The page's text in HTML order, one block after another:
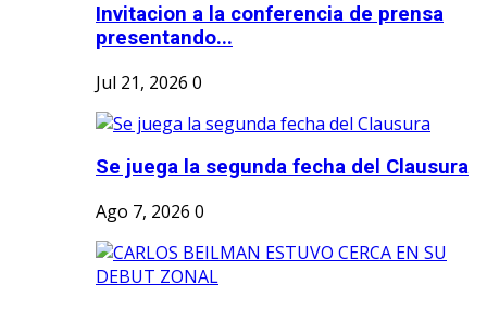
Invitacion a la conferencia de prensa
presentando...
Jul 21, 2026 0
Se juega la segunda fecha del Clausura
Ago 7, 2026 0